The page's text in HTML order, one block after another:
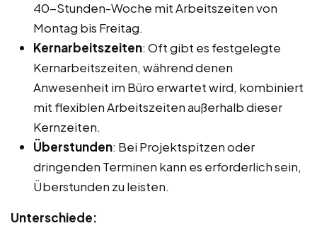
40-Stunden-Woche mit Arbeitszeiten von
Montag bis Freitag.
Kernarbeitszeiten: Oft gibt es festgelegte
Kernarbeitszeiten, während denen
Anwesenheit im Büro erwartet wird, kombiniert
mit flexiblen Arbeitszeiten außerhalb dieser
Kernzeiten.
Überstunden: Bei Projektspitzen oder
dringenden Terminen kann es erforderlich sein,
Überstunden zu leisten.
Unterschiede: